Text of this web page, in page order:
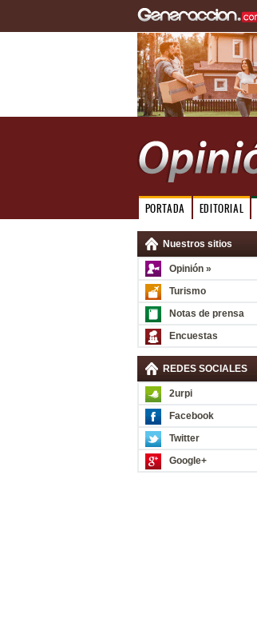
PORTADA EDITORIAL
Nuestros sitios
Opinión »
Turismo
Notas de prensa
Encuestas
REDES SOCIALES
2urpi
Facebook
Twitter
Google+